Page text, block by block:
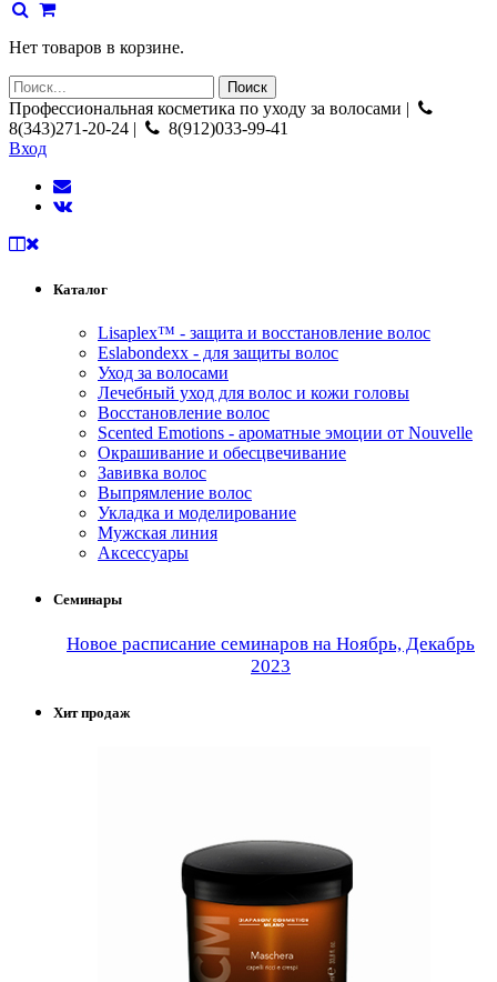
Нет товаров в корзине.
Профессиональная косметика по уходу за волосами |
8(343)271-20-24 |
8(912)033-99-41
Вход
Каталог
Lisaplex™ - защита и восстановление волос
Eslabondexx - для защиты волос
Уход за волосами
Лечебный уход для волос и кожи головы
Восстановление волос
Scented Emotions - ароматные эмоции от Nouvelle
Окрашивание и обесцвечивание
Завивка волос
Выпрямление волос
Укладка и моделирование
Мужская линия
Аксессуары
Семинары
Новое расписание семинаров на Ноябрь, Декабрь
2023
Хит продаж